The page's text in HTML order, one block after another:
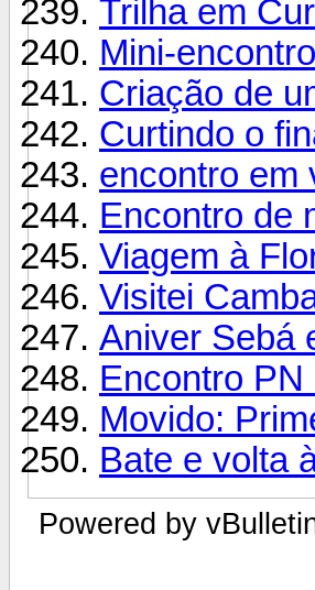
Trilha em
Mini-
Criação de
Curtindo o
encontro em
Encontro de
Viagem à
Visitei
Aniver Sebá
Encontro
Movido:
Bate e volta
Powered by